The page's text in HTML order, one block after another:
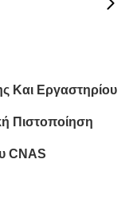
Και Εργαστηρίου
Πιστοποίηση
CNAS